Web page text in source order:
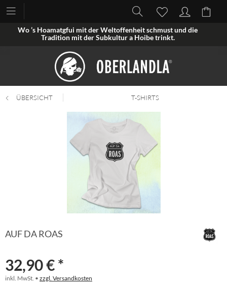
Wo ’s Hoamatgfui mit der Weltoffenheit schmust und die
Tradition mit der Subkultur a Hoibe trinkt.
ÜBERSICHT T-SHIRTS
AUF DA ROAS
32,90 € *
inkl. MwSt. • zzgl. Versandkosten